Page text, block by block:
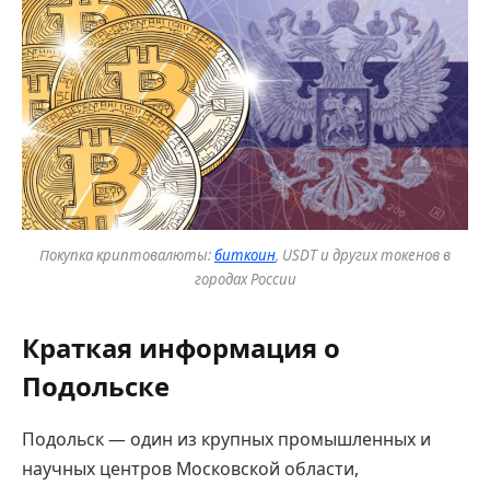
Покупка криптовалюты:биткоин, USDT и других токенов в
городах России
Краткая информация о
Подольске
Подольск — один из крупных промышленных и
научных центров Московской области,